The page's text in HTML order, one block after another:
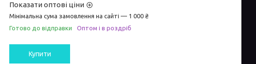
Показати оптові ціни
Мінімальна сума замовлення на сайті — 1 000 ₴
Готово до відправки
Оптом і в роздріб
Купити